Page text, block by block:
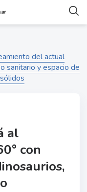
del actual
sanitario y espacio de
al
con